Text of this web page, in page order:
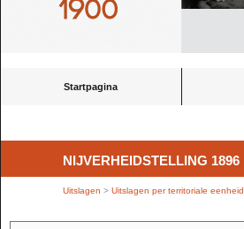
Startpagina
NIJVERHEIDSTELLING 1896
Uitslagen > Uitslagen per territoriale eenheid